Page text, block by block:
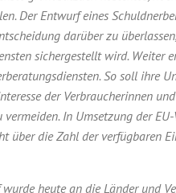
Der Entwurf eines
darüber zu
sichergestellt wird. Weiter
So soll ihre
der Verbraucherinnen
vermeiden. In Umsetzung der
über die Zahl der verfügbaren
heute an die Länder und